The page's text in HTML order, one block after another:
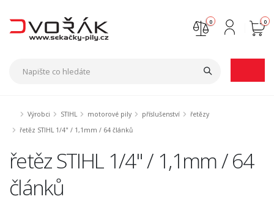
0
0
Výrobci STIHL motorové pily příslušenství
řetězy
řetěz STIHL 1/4" / 1,1mm / 64 článků
řetěz STIHL 1/4" / 1,1mm / 64
článků